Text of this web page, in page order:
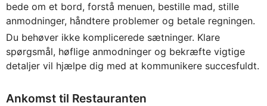
bede om et bord, forstå menuen, bestille mad, stille
anmodninger, håndtere problemer og betale regningen.
Du behøver ikke komplicerede sætninger. Klare
spørgsmål, høflige anmodninger og bekræfte vigtige
detaljer vil hjælpe dig med at kommunikere succesfuldt.
Ankomst til Restauranten